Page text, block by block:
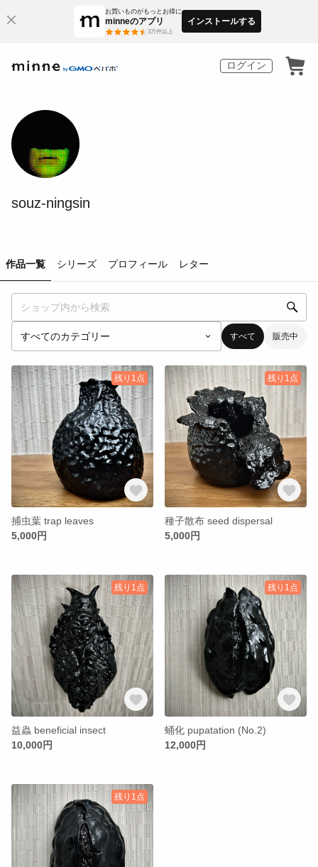
お買いものがもっとお得に
minneのアプリ
3万件以上
インストールする
ログイン
souz-ningsin
作品一覧 シリーズ プロフィール レター
すべて 販売中
残り1点
捕虫葉 trap leaves
5,000円
残り1点
種子散布 seed dispersal
5,000円
残り1点
益蟲 beneficial insect
10,000円
残り1点
蛹化 pupatation (No.2)
12,000円
残り1点